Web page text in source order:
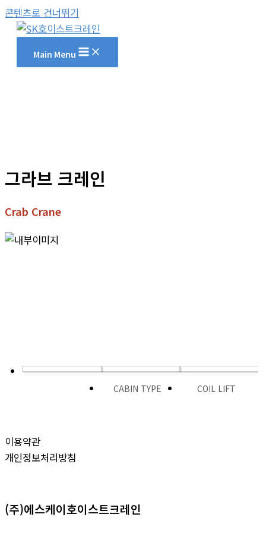
콘텐츠로 건너뛰기
Main Menu
그라브 크레인
Crab Crane
CABIN TYPE COIL LIFT
이용약관
개인정보처리방침
(주)에스케이호이스트크레인